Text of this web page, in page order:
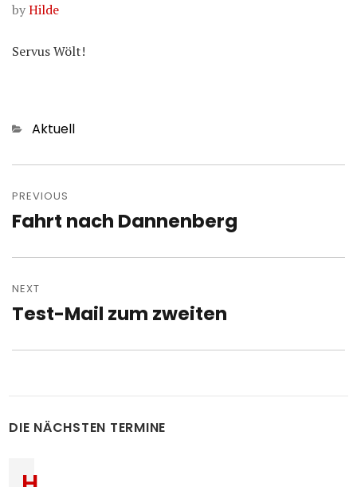
byHilde
Servus Wölt!
Categories
Aktuell
navigation
PREVIOUS
Previous
Fahrt nach Dannenberg
NEXT
Next
Test-Mail zum zweiten
DIE NÄCHSTEN TERMINE